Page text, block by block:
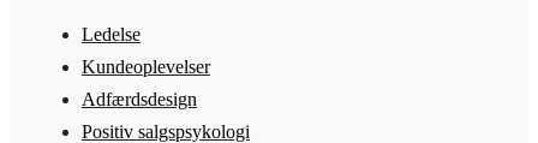
Ledelse
Kundeoplevelser
Adfærdsdesign
Positiv salgspsykologi